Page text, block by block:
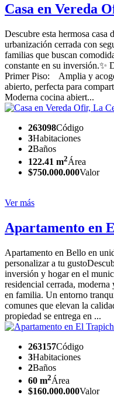
Casa en Vereda
Descubre esta hermosa casa
urbanización cerrada con
familias que buscan
constante en su inversión.✨
Primer Piso: Amplia y
abierto, perfecta para
Moderna cocina abiert...
263098Código
3Habitaciones
2Baños
122.41 m2Área
$750.000.000Valor
Ver más
Apartamento en
Apartamento en Bello en
personalizar a tu
inversión y hogar en el
residencial cerrada, moderna
en familia. Un entorno
comunes que elevan la
propiedad se entrega en ...
263157Código
3Habitaciones
2Baños
60 m2Área
$160.000.000Valor